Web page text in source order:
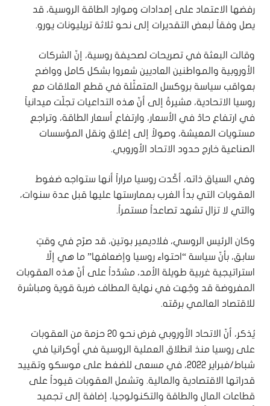
رفضها الاعتماد على إمدادات وموارد الطاقة الروسية، قد
يصل وفقاً لبعض التقديرات إلى نحو ثلاثة تريليونات يورو.
وقالت البعثة في تصريحات لصحيفة روسية، إنّ الشركات
الأوروبية والمواطنين العاديين شعروا بشكل كامل وواضح
بعواقب سياسة بروكسل المتمثّلة في قطع العلاقات مع
روسيا الاتحادية، مشيرةً إلى أنّ هذه التداعيات تجلّت ميدانياً
في ارتفاع حادّ في الأسعار، وارتفاع أسعار الطاقة، وتراجع
مستويات المعيشة، وصولاً إلى إغلاق ونقل المؤسسات
الصناعية خارج حدود الاتحاد الأوروبي.
وفي السياق ذاته، أكّدت روسيا مراراً أنها ستواجه ضغوط
العقوبات التي بدأ الغرب بممارستها عليها قبل عدة سنوات،
والتي لا تزال تشهد تصاعداً مستمراً.
وكان الرئيس الروسي، فلاديمير بوتين، قد صرّح في وقتٍ
سابق، بأنّ سياسة “احتواء روسيا وإضعافها” ما هي إلّا
استراتيجية غربية طويلة الأمد، مشدّداً على أنّ هذه العقوبات
المفروضة قد وجّهت في نهاية المطاف ضربة قوية ومباشرة
للاقتصاد العالمي برمّته.
يُذكر، أنّ الاتحاد الأوروبي فرض نحو 20 حزمة من العقوبات
على روسيا منذ انطلاق العملية الروسية في أوكرانيا في
شباط/فبراير 2022، في مسعى للضغط على موسكو وتقييد
قدراتها الاقتصادية والمالية. وتشمل العقوبات قيوداً على
قطاعات المال والطاقة والتكنولوجيا، إضافة إلى تجميد